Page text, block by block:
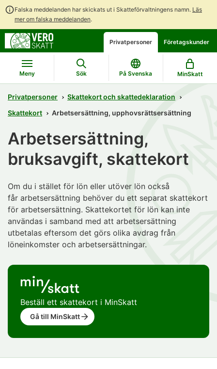
Falska meddelanden har skickats ut i Skatteförvaltningens namn. Läs
mer om falska meddelanden.
Gå
direkt
till
innehållet
Gå
till
hela
webbplatsens
sökning
Öppna
en
chattbot-
diskussion
Privatpersoner Företagskunder
Meny Sök På Svenska MinSkatt
Privatpersoner
Skattekort och skattedeklaration
Skattekort
Arbetsersättning, upphovsrättsersättning
Arbetsersättning,
bruksavgift, skattekort
Om du i stället för lön eller utöver lön också
får arbetsersättning behöver du ett separat skattekort
för arbetsersättning. Skattekortet för lön kan inte
användas i samband med att arbetsersättning
utbetalas eftersom det görs olika avdrag från
löneinkomster och arbetsersättningar.
Beställ ett skattekort i MinSkatt
Gå till MinSkatt